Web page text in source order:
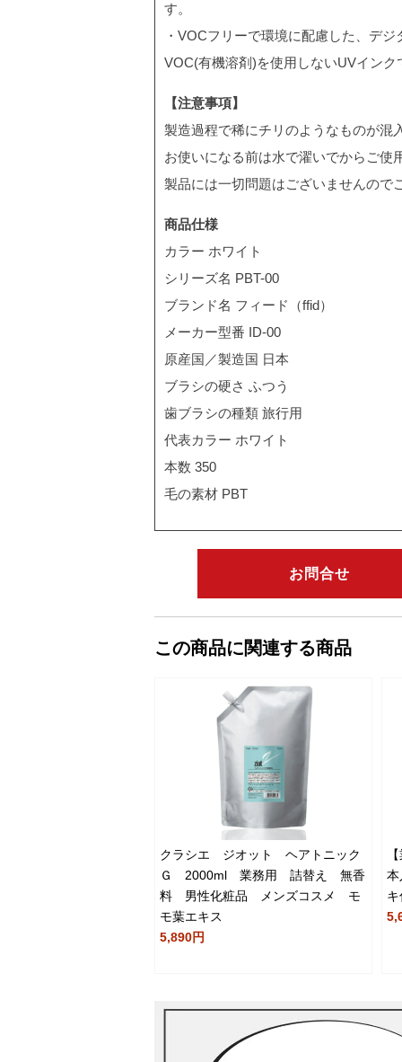
す。
・VOCフリーで環境に配慮した、デジ
VOC(有機溶剤)を使用しないUVイン
【注意事項】
製造過程で稀にチリのようなものが混
お使いになる前は水で濯いでからご使
製品には一切問題はございませんので
商品仕様
カラー ホワイト
シリーズ名 PBT-00
ブランド名 フィード（ffid）
メーカー型番 ID-00
原産国／製造国 日本
ブラシの硬さ ふつう
歯ブラシの種類 旅行用
代表カラー ホワイト
本数 350
毛の素材 PBT
お問合せ
この商品に関連する商品
クラシエ ジオット ヘアトニック
Ｇ 2000ml 業務用 詰替え 無香
料 男性化粧品 メンズコスメ モ
モ葉エキス
5,890円